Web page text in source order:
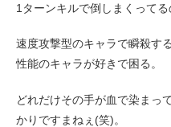
1ターンキルで倒しまくってる
速度攻撃型のキャラで瞬殺す
性能のキャラが好きで困る。
どれだけその手が血で染ま
かりですまねぇ(笑)。